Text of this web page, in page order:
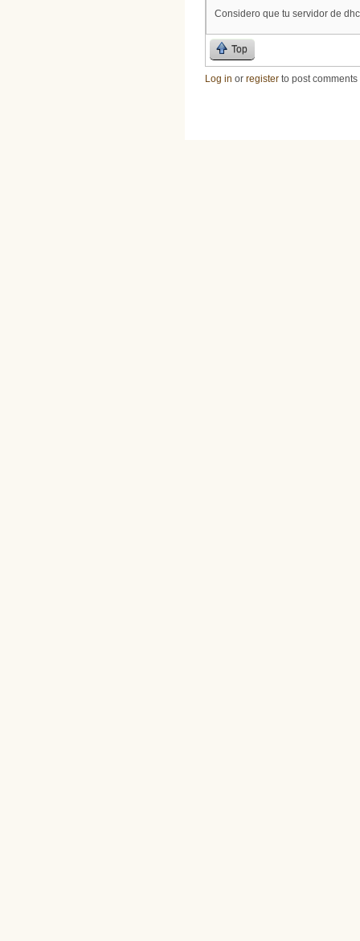
Considero que tu servidor de
Top
Log in or register to post comments